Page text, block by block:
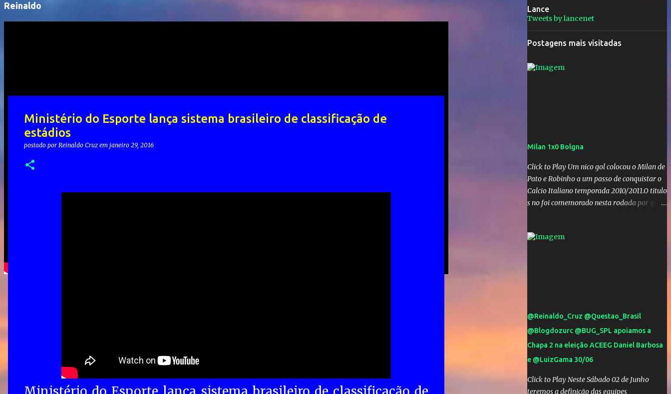
Reinaldo
Ministério do Esporte lança sistema brasileiro de classificação de
estádios
postado por Reinaldo Cruz em janeiro 29, 2016
Lance
Tweets by lancenet
Postagens mais visitadas
Milan 1x0 Bolgna
Click to Play Um nico gol colocou o Milan de
Pato e Robinho a um passo de conquistar o
Calcio Italiano temporada 2010/2011.O titulo
s no foi comemorado nesta rodada por que a
Mourinho, ex-melhor do mundo estaria
@Reinaldo_Cruz @Questao_Brasil
@Blogdozurc @BUG_SPL apoiamos a
Chapa 2 na eleição ACEEG Daniel Barbosa
e @LuizGama 30/06
Click to Play Neste Sábado 02 de Junho
teremos a definição das equipes